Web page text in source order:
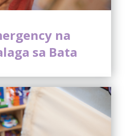
na
sa Bata